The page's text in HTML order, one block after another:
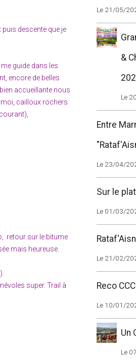
puis descente que je
guide dans les
encore de belles
accueillante nous
moi, cailloux rochers
retour sur le bitume
mais heureuse.
super. Trail à
Le 21/05/
&
Le
Entre
Le 23/04/
Sur le
Le 01/03/
Le 21/02/
Reco
Le 10/01/
Un
Le